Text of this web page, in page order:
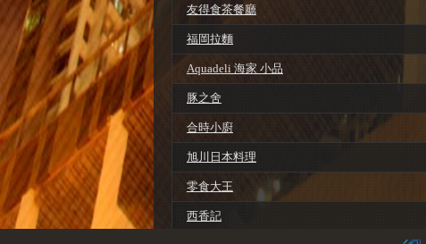
友得食茶餐廳
福岡拉麵
Aquadeli 海家 小品
豚之舍
合時小廚
旭川日本料理
零食大王
西香記